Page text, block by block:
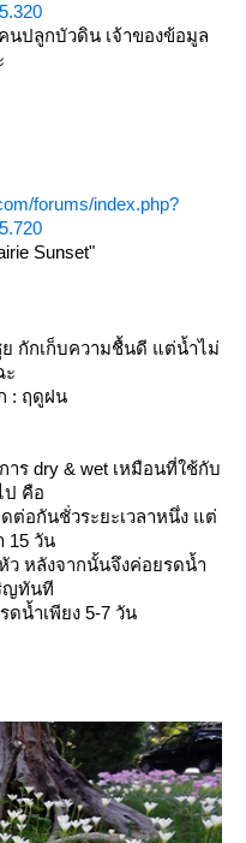
ปลูกบัวดิน เจ้าของข้อมูล
forums/index.php?
Sunset"
กักเก็บความชื้นดี แต่น้ำไม่
ะ
: ฤดูฝน
ร dry & wet เหมือนที่ใช้กับ
ป คือ
ต่อกันชั่วระยะเวลาหนึ่ง แต่
15 วัน
หลังจากนั้นจึงค่อยรดน้ำ
ญทันที
น้ำเพียง 5-7 วัน